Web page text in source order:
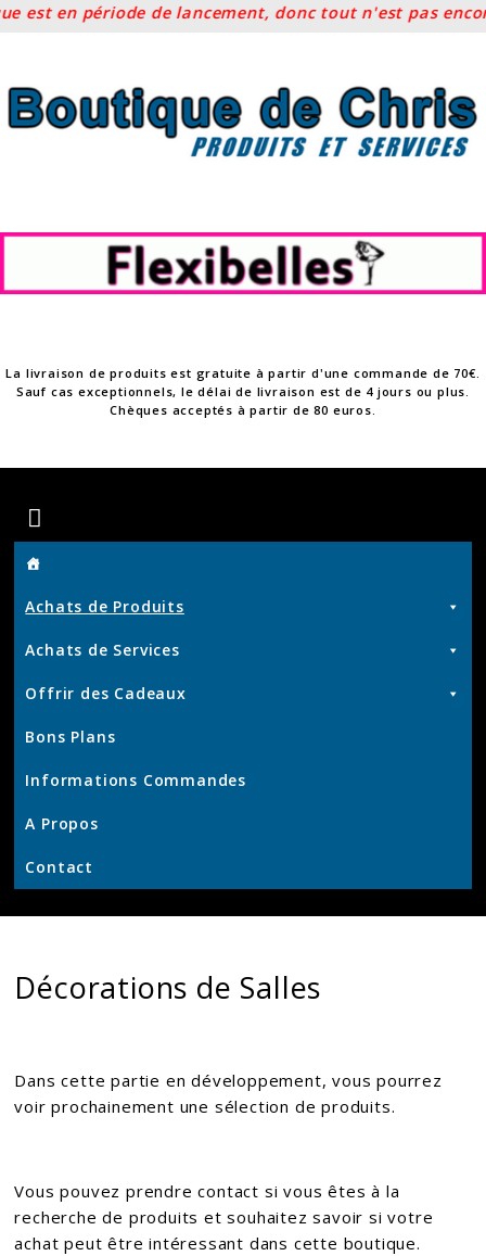
en période de lancement, donc tout n'est pas
content
La livraison de produits est gratuite à partir d'une commande de 70€.
Sauf cas exceptionnels, le délai de livraison est de 4 jours ou plus.
Chèques acceptés à partir de 80 euros.
Boutique
de
Chris
Produits
et
Services
KrisWeb
–
Kristof'
–
Achats de Produits
Achats de Services
Offrir des Cadeaux
Bons Plans
Informations Commandes
A Propos
Contact
Décorations de Salles
Dans cette partie en développement, vous pourrez
voir prochainement une sélection de produits.
Vous pouvez prendre contact si vous êtes à la
recherche de produits et souhaitez savoir si votre
achat peut être intéressant dans cette boutique.